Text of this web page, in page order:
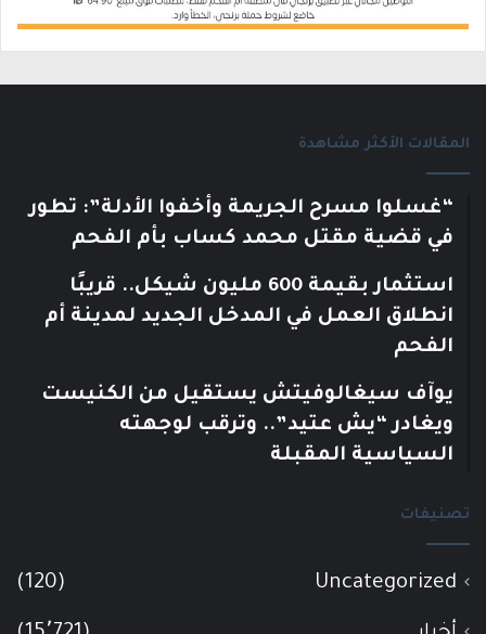
المقالات الأكثر مشاهدة
“غسلوا مسرح الجريمة وأخفوا الأدلة”: تطور
في قضية مقتل محمد كساب بأم الفحم
استثمار بقيمة 600 مليون شيكل.. قريبًا
انطلاق العمل في المدخل الجديد لمدينة أم
الفحم
يوآف سيغالوفيتش يستقيل من الكنيست
ويغادر “يش عتيد”.. وترقب لوجهته
السياسية المقبلة
تصنيفات
Uncategorized
(120)